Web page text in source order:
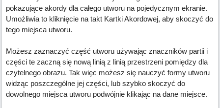
pokazujące akordy dla całego utworu na pojedycznym ekranie.
Umożliwia to kliknięcie na takt Kartki Akordowej, aby skoczyć do
tego miejsca utworu.
Możesz zaznaczyć część utworu używając znaczników partii i
części te zaczną się nową linią z linią przestrzeni pomiędzy dla
czytelnego obrazu. Tak więc możesz się nauczyć formy utworu
widząc poszczególne jej części, lub szybko skoczyć do
dowolnego miejsca utworu podwójnie klikając na dane miejsce.